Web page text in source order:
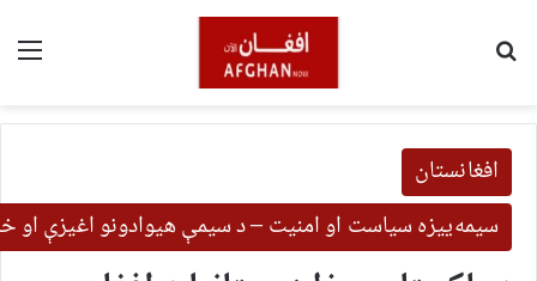
افغانستان
سیمه‌ییزه سیاست او امنیت – د سیمې هیوادونو اغیزې او